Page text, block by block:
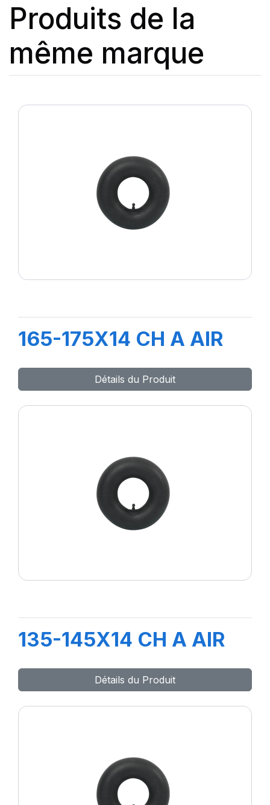
Produits de la
même marque
165-175X14 CH A AIR
Détails du Produit
135-145X14 CH A AIR
Détails du Produit